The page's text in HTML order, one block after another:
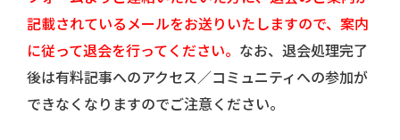
記載されているメールをお送りいたしますので、案内
に従って退会を行ってください。 なお、退会処理完了
後は有料記事へのアクセス／コミュニティへの参加が
できなくなりますのでご注意ください。